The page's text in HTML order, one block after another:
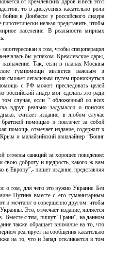
от кремлевских даров и весь этот
то в дискуссиях касательно роли
в Донбассе у российского лидера
нельзя представить, чтобы
население. В реальности мирных
в том, чтобы спецоперация
бы успехом. Кремлевские дары,
назначение. Так, если в планах Москвы
гумпомощи является важным в
сможет легальным путем проникнуться
с РФ может преследовать целей
российский лидер мог сделать это ради
случае, если “ обложенный со всех
вдруг реально задумался о поисках
считает издание, в любом случае
помощью и повлечет за собой
помощь, отмечает издание, содержит в
и малайзийский авиалайнер “Боинг
отмены санкций за хорошее поведение:
свою доброту и щедрость, какого ж вам
в Европу”,- пишет издание, представляя
о том, для чего это нужно Украине. Без
Путина вместе с его гуманитарным
и мечтают о совершенно другом: чтобы
Это, отмечает издание, является
Вместе с тем, пишут “Грани”, на данном
также обращает внимание на то, что
реагирует на сообщения касательно
на то, что и Запад откликается в том